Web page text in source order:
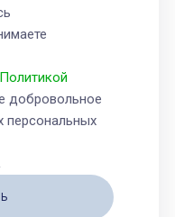
Политикой
добровольное
персональных